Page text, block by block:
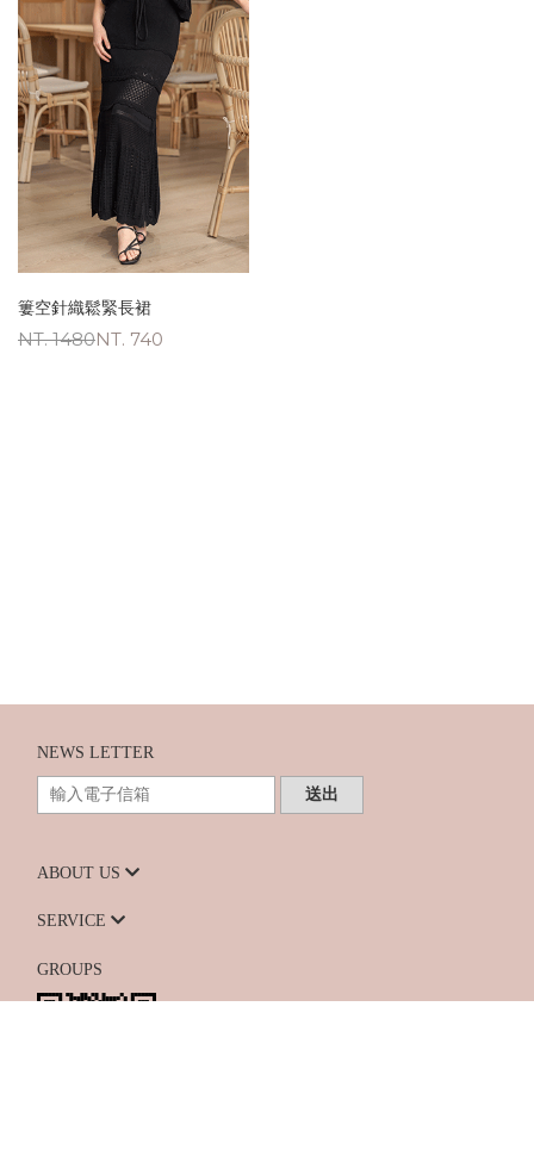
簍空針織鬆緊長裙
NT. 1480NT. 740
NEWS LETTER
送出
ABOUT US
SERVICE
GROUPS